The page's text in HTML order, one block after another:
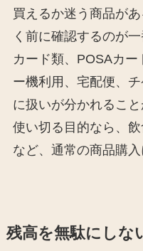
買えるか迷う商品が
く前に確認するのが
カード類、POSAカ
ー機利用、宅配便、
に扱いが分かれるこ
使い切る目的なら、
など、通常の商品購
残高を無駄にしな